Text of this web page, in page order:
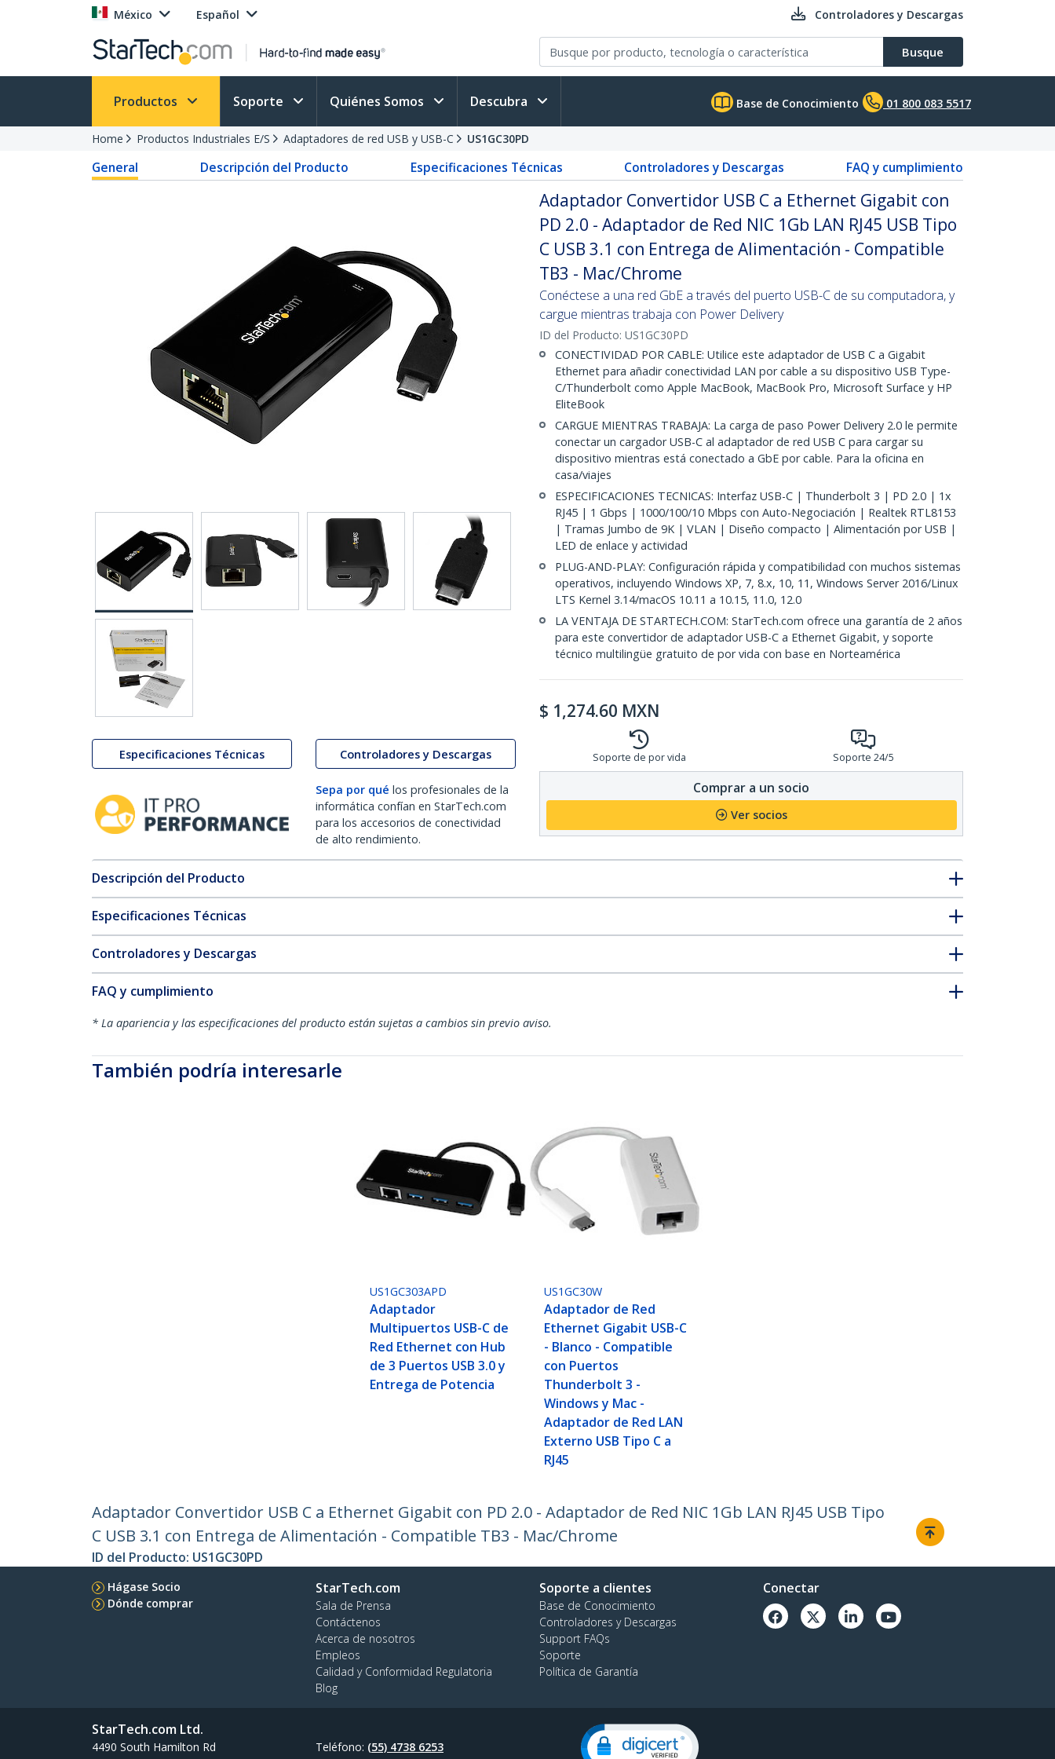
México Español Controladores y Descargas
Busque
Productos Soporte Quiénes Somos Descubra Base de Conocimiento 01 800 083 5517
Home Productos Industriales E/S Adaptadores de red USB y USB-C US1GC30PD
General Descripción del Producto Especificaciones Técnicas Controladores y Descargas FAQ y cumplimiento
Especificaciones Técnicas Controladores y Descargas
Sepa por qué los profesionales de la
informática confían en StarTech.com
para los accesorios de conectividad
de alto rendimiento.
Adaptador Convertidor USB C a Ethernet Gigabit con
PD 2.0 - Adaptador de Red NIC 1Gb LAN RJ45 USB Tipo
C USB 3.1 con Entrega de Alimentación - Compatible
TB3 - Mac/Chrome
Conéctese a una red GbE a través del puerto USB-C de su computadora, y
cargue mientras trabaja con Power Delivery
ID del Producto: US1GC30PD
CONECTIVIDAD POR CABLE: Utilice este adaptador de USB C a Gigabit
Ethernet para añadir conectividad LAN por cable a su dispositivo USB Type-
C/Thunderbolt como Apple MacBook, MacBook Pro, Microsoft Surface y HP
EliteBook
CARGUE MIENTRAS TRABAJA: La carga de paso Power Delivery 2.0 le permite
conectar un cargador USB-C al adaptador de red USB C para cargar su
dispositivo mientras está conectado a GbE por cable. Para la oficina en
casa/viajes
ESPECIFICACIONES TECNICAS: Interfaz USB-C | Thunderbolt 3 | PD 2.0 | 1x
RJ45 | 1 Gbps | 1000/100/10 Mbps con Auto-Negociación | Realtek RTL8153
| Tramas Jumbo de 9K | VLAN | Diseño compacto | Alimentación por USB |
LED de enlace y actividad
PLUG-AND-PLAY: Configuración rápida y compatibilidad con muchos sistemas
operativos, incluyendo Windows XP, 7, 8.x, 10, 11, Windows Server 2016/Linux
LTS Kernel 3.14/macOS 10.11 a 10.15, 11.0, 12.0
LA VENTAJA DE STARTECH.COM: StarTech.com ofrece una garantía de 2 años
para este convertidor de adaptador USB-C a Ethernet Gigabit, y soporte
técnico multilingüe gratuito de por vida con base en Norteamérica
$ 1,274.60 MXN
Soporte de por vida Soporte 24/5
Comprar a un socio
Ver socios
Descripción del Producto
Especificaciones Técnicas
Controladores y Descargas
FAQ y cumplimiento
* La apariencia y las especificaciones del producto están sujetas a cambios sin previo aviso.
También podría interesarle
US1GC303APD
Adaptador
Multipuertos USB-C de
Red Ethernet con Hub
de 3 Puertos USB 3.0 y
Entrega de Potencia
US1GC30W
Adaptador de Red
Ethernet Gigabit USB-C
- Blanco - Compatible
con Puertos
Thunderbolt 3 -
Windows y Mac -
Adaptador de Red LAN
Externo USB Tipo C a
RJ45
Adaptador Convertidor USB C a Ethernet Gigabit con PD 2.0 - Adaptador de Red NIC 1Gb LAN RJ45 USB Tipo
C USB 3.1 con Entrega de Alimentación - Compatible TB3 - Mac/Chrome
ID del Producto: US1GC30PD
Hágase Socio
Dónde comprar
StarTech.com
Sala de Prensa
Contáctenos
Acerca de nosotros
Empleos
Calidad y Conformidad Regulatoria
Blog
Soporte a clientes
Base de Conocimiento
Controladores y Descargas
Support FAQs
Soporte
Política de Garantía
Conectar
StarTech.com Ltd.
4490 South Hamilton Rd
Teléfono: (55) 4738 6253